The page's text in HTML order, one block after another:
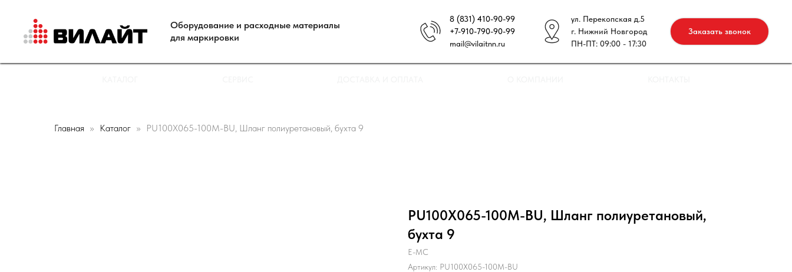
Оборудование и расходные материалы
для маркировки
8 (831) 410-90-99
+7-910-790-90-99
mail@vilaitnn.ru
ул. Перекопская д.5
г. Нижний Новгород
ПН-ПТ: 09:00 - 17:30
Заказать звонок
Главная Каталог PU100X065-100M-BU, Шланг полиуретановый, бухта 9
PU100X065-100M-BU, Шланг полиуретановый,
бухта 9
E-MC
Артикул: PU100X065-100M-BU